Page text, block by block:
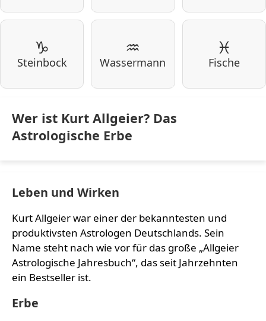
♑
Steinbock
♒
Wassermann
♓
Fische
Wer ist Kurt Allgeier? Das
Astrologische Erbe
Leben und Wirken
Kurt Allgeier war einer der bekanntesten und
produktivsten Astrologen Deutschlands. Sein
Name steht nach wie vor für das große „Allgeier
Astrologische Jahresbuch“, das seit Jahrzehnten
ein Bestseller ist.
Erbe